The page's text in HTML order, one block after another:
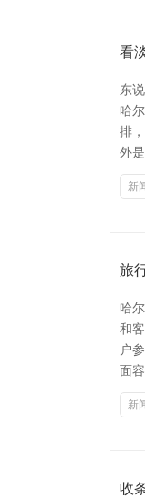
看
东
哈
排
外
新
旅
哈
和
户
面
新
收